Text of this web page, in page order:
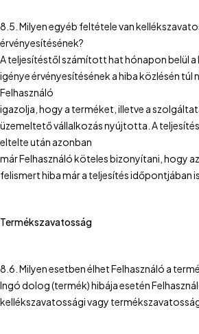
8.5. Milyen egyéb feltétele van
érvényesítésének?
A teljesítéstől számított hat hónapon belül
igénye érvényesítésének a hiba közlésén túl
Felhasználó
igazolja, hogy a terméket, illetve a
üzemeltető vállalkozás nyújtotta. A
eltelte után azonban
már Felhasználó köteles bizonyítani, hogy
felismert hiba már a teljesítés időpontjában
Termékszavatosság
8.6. Milyen esetben élhet Felhasználó a
Ingó dolog (termék) hibája esetén
kellékszavatossági vagy